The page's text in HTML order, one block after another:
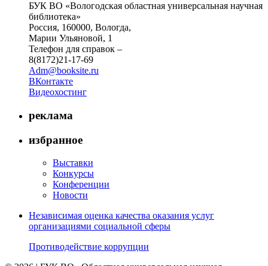
БУК ВО «Вологодская областная универсальная научная
библиотека»
Россия, 160000, Вологда,
Марии Ульяновой, 1
Телефон для справок –
8(8172)21-17-69
Adm@booksite.ru
ВКонтакте
Видеохостинг
реклама
избранное
Выставки
Конкурсы
Конференции
Новости
Независимая оценка качества оказания услуг
организациями социальной сферы
Противодействие коррупции